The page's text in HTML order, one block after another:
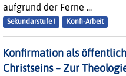
aufgrund der Ferne ...
Sekundarstufe I Konfi-Arbeit
Konfirmation als
Christseins – Zur